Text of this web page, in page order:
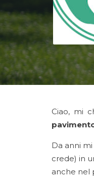
Ciao, mi
Da anni
crede) in
anche nel